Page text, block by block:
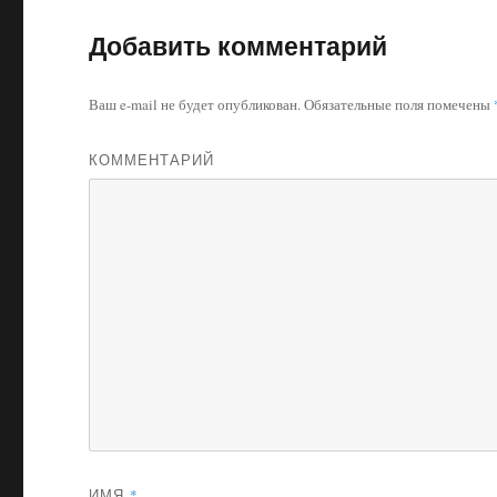
Добавить комментарий
Ваш e-mail не будет опубликован.Обязательные поля помечены
КОММЕНТАРИЙ